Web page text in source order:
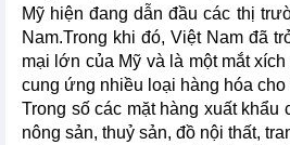
Mỹ hiện đang dẫn đầu các thị
Nam.Trong khi đó, Việt Nam đã
mại lớn của Mỹ và là một mắt
cung ứng nhiều loại hàng hóa
Trong số các mặt hàng xuất khẩu
nông sản, thuỷ sản, đồ nội thất,